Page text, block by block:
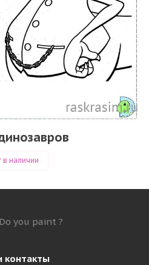
в наличии
you paint ?
контакты